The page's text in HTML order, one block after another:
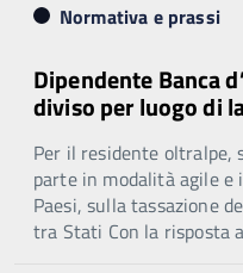
Normativa e prassi
Dipendente Banca
diviso per luogo di
Per il residente oltralpe,
parte in modalità agile e
Paesi, sulla tassazione
tra Stati Con la risposta